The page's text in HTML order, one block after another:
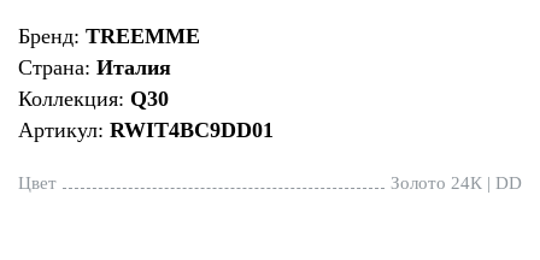
Бренд: TREEMME
Страна: Италия
Коллекция: Q30
Артикул: RWIT4BC9DD01
Цвет Золото 24К | DD